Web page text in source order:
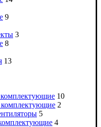
9
3
8
13
10
комплектующие 2
5
4